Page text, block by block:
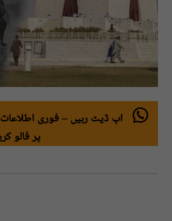
اپ ڈیٹ رہیں – فوری
پر فالو